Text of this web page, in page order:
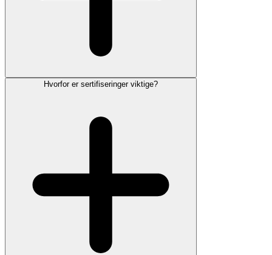
Hvorfor er sertifiseringer viktige?